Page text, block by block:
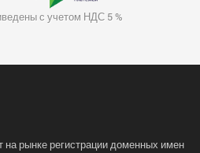
с учетом НДС 5 %
рынке регистрации доменных имен